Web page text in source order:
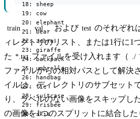
  18: sheep
  19: cow
  20: elephant
  21: bear
  22: zebra
  23: giraffe
  24: backpack
  25: umbrella
  26: handbag
  27: tie
  28: suitcase
  29: frisbee
  30: skis
train 、 val 、および test のそれぞれ
ィレクトリのリスト、または1行に1
た *.txt ファイルを受け入れます（ ./
ファイルからの相対パスとして解決
イルは、ディレクトリのサブセット
り、ラベルのない画像をスキップし
の画像を1つのスプリットに結合した